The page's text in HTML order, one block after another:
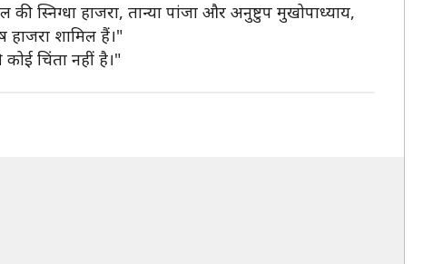
हाजरा, तान्या पांजा और अनुष्टुप मुखोपाध्याय,
शामिल हैं।"
चिंता नहीं है।"